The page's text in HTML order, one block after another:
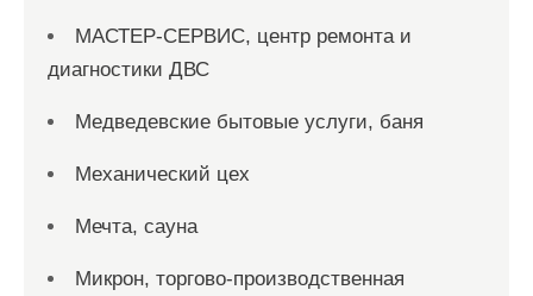
МАСТЕР-СЕРВИС, центр ремонта и
диагностики ДВС
Медведевские бытовые услуги, баня
Механический цех
Мечта, сауна
Микрон, торгово-производственная